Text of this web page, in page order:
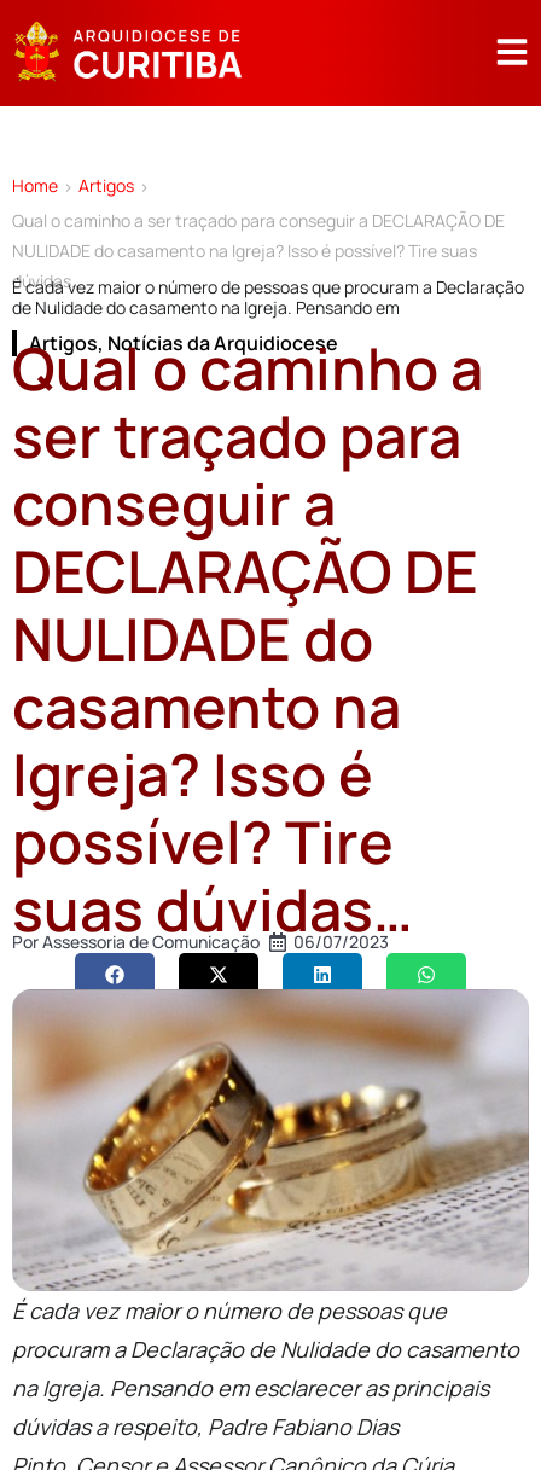
Home > Artigos >
Qual o caminho a ser traçado para conseguir a DECLARAÇÃO DE
NULIDADE do casamento na Igreja? Isso é possível? Tire suas
dúvidas…
É cada vez maior o número de pessoas que procuram a Declaração
de Nulidade do casamento na Igreja. Pensando em
Artigos, Notícias da Arquidiocese
Qual o caminho a
ser traçado para
conseguir a
DECLARAÇÃO DE
NULIDADE do
casamento na
Igreja? Isso é
possível? Tire
suas dúvidas…
PorAssessoria de Comunicação 06/07/2023
É cada vez maior o número de pessoas que
procuram a Declaração de Nulidade do casamento
na Igreja. Pensando em esclarecer as principais
dúvidas a respeito, Padre Fabiano Dias